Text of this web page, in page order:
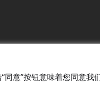
意”按钮意味着您同意